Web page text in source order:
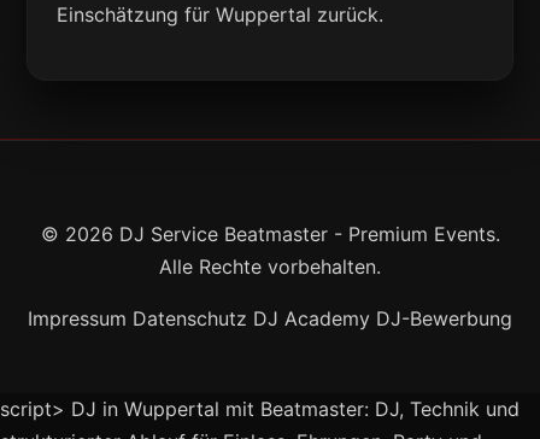
Einschätzung für Wuppertal zurück.
© 2026 DJ Service Beatmaster - Premium Events.
Alle Rechte vorbehalten.
Impressum Datenschutz DJ Academy DJ-Bewerbung
script> DJ in Wuppertal mit Beatmaster: DJ, Technik und